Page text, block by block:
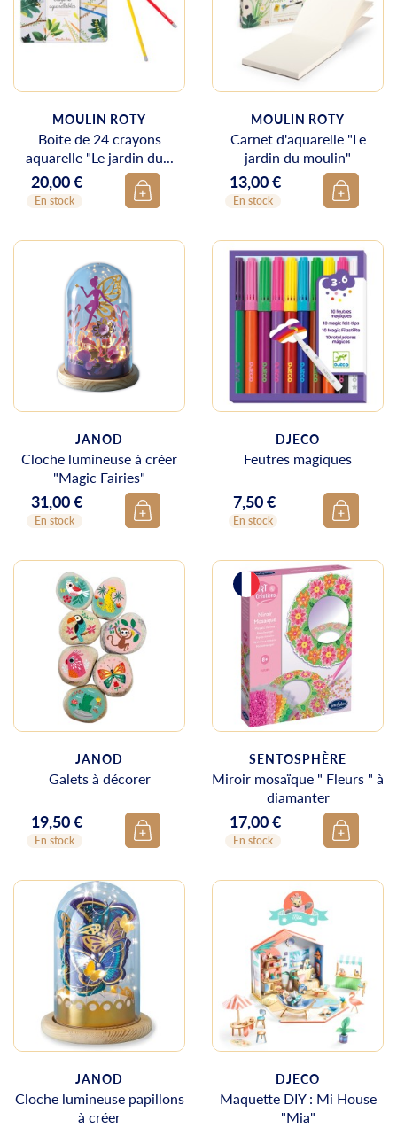
MOULIN ROTY
Boite de 24 crayons
aquarelle "Le jardin du...
Prix
20,00 €
En stock
MOULIN ROTY
Carnet d'aquarelle "Le
jardin du moulin"
Prix
13,00 €
En stock
JANOD
Cloche lumineuse à créer
"Magic Fairies"
Prix
31,00 €
En stock
DJECO
Feutres magiques
Prix
7,50 €
En stock
JANOD
Galets à décorer
Prix
19,50 €
En stock
SENTOSPHÈRE
Miroir mosaïque " Fleurs " à
diamanter
Prix
17,00 €
En stock
JANOD
Cloche lumineuse papillons
à créer
DJECO
Maquette DIY : Mi House
"Mia"